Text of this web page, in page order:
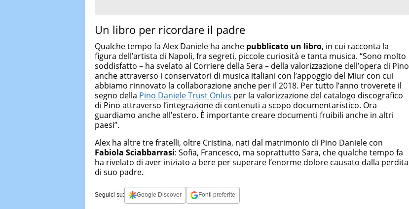
Un libro per ricordare il padre
Qualche tempo fa Alex Daniele ha anche pubblicato un libro, in cui racconta la
figura dell’artista di Napoli, fra segreti, piccole curiosità e tanta musica. “Sono molto
soddisfatto – ha svelato al Corriere della Sera – della valorizzazione dell’opera di Pino
anche attraverso i conservatori di musica italiani con l’appoggio del Miur con cui
abbiamo rinnovato la collaborazione anche per il 2018. Per tutto l’anno troverete il
segno della Pino Daniele Trust Onlus per la valorizzazione del catalogo discografico
di Pino attraverso l’integrazione di contenuti a scopo documentaristico. Ora
guardiamo anche all’estero. È importante creare documenti fruibili anche in altri
paesi”.
Alex ha altre tre fratelli, oltre Cristina, nati dal matrimonio di Pino Daniele con
Fabiola Sciabbarrasi: Sofia, Francesco, ma soprattutto Sara, che qualche tempo fa
ha rivelato di aver iniziato a bere per superare l’enorme dolore causato dalla perdita
di suo padre.
Seguici su: Google Discover Fonti preferite